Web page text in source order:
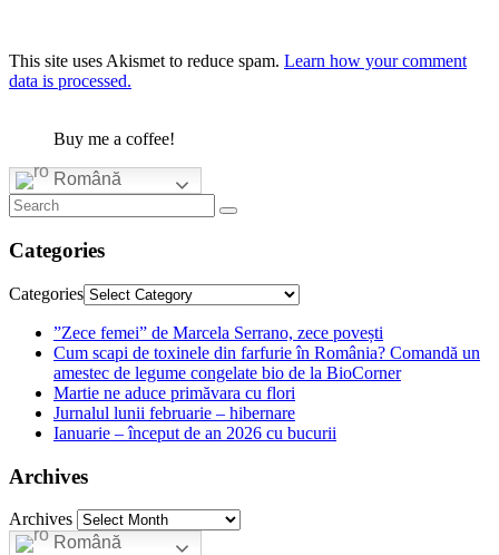
This site uses Akismet to reduce spam. Learn how your comment
data is processed.
Buy me a coffee!
Română
Categories
Categories
”Zece femei” de Marcela Serrano, zece povești
Cum scapi de toxinele din farfurie în România? Comandă un
amestec de legume congelate bio de la BioCorner
Martie ne aduce primăvara cu flori
Jurnalul lunii februarie – hibernare
Ianuarie – început de an 2026 cu bucurii
Archives
Archives
Română